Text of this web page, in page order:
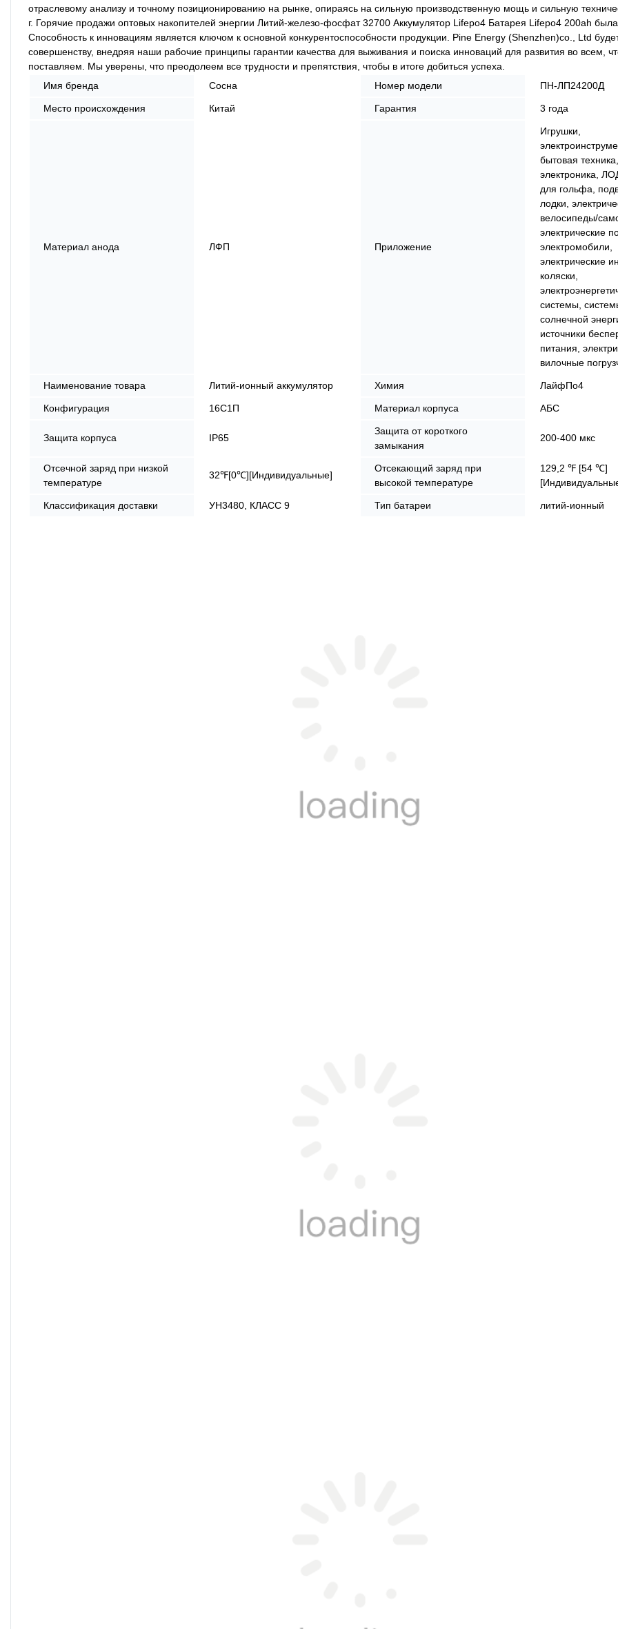
отраслевому анализу и точному позиционированию на рынке, опираясь на сильную производственную мощь и сильную
г. Горячие продажи оптовых накопителей энергии Литий-железо-фосфат 32700 Аккумулятор Lifepo4 Батарея Lifepo4 200ah была
Способность к инновациям является ключом к основной конкурентоспособности продукции. Pine Energy (Shenzhen)co., Ltd
совершенству, внедряя наши рабочие принципы гарантии качества для выживания и поиска инноваций для развития во всем,
поставляем. Мы уверены, что преодолеем все трудности и препятствия, чтобы в итоге добиться успеха.
Имя бренда
Сосна Номер модели ПН-ЛП24200Д
Место происхождения Китай Гарантия 3 года
Материал анода ЛФП Приложение
Игрушки,
бытовая
электроника,
для гольфа,
лодки,
велосипеды/
электрические
электромобили,
электрические
коляски,
системы,
солнечной
источники
питания,
вилочные
Наименование товара Литий-ионный аккумулятор Химия ЛайфПо4
Конфигурация 16С1П Материал корпуса АБС
Защита корпуса IP65
Защита от короткого
замыкания
200-400 мкс
Отсечной заряд при низкой
температуре
32℉[0℃][Индивидуальные]
Отсекающий заряд при
высокой температуре
129,2 ℉ [54 ℃]
Классификация доставки УН3480, КЛАСС 9 Тип батареи литий-ионный